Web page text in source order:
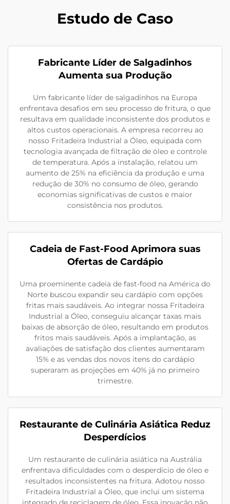
Estudo de Caso
Fabricante Líder de Salgadinhos
Aumenta sua Produção
Um fabricante líder de salgadinhos na Europa
enfrentava desafios em seu processo de fritura, o que
resultava em qualidade inconsistente dos produtos e
altos custos operacionais. A empresa recorreu ao
nosso Fritadeira Industrial a Óleo, equipada com
tecnologia avançada de filtração de óleo e controle
de temperatura. Após a instalação, relatou um
aumento de 25% na eficiência da produção e uma
redução de 30% no consumo de óleo, gerando
economias significativas de custos e maior
consistência nos produtos.
Cadeia de Fast-Food Aprimora suas
Ofertas de Cardápio
Uma proeminente cadeia de fast-food na América do
Norte buscou expandir seu cardápio com opções
fritas mais saudáveis. Ao integrar nossa Fritadeira
Industrial a Óleo, conseguiu alcançar taxas mais
baixas de absorção de óleo, resultando em produtos
fritos mais saudáveis. Após a implantação, as
avaliações de satisfação dos clientes aumentaram
15% e as vendas dos novos itens do cardápio
superaram as projeções em 40% já no primeiro
trimestre.
Restaurante de Culinária Asiática Reduz
Desperdícios
Um restaurante de culinária asiática na Austrália
enfrentava dificuldades com o desperdício de óleo e
resultados inconsistentes na fritura. Adotou nosso
Fritadeira Industrial a Óleo, que inclui um sistema